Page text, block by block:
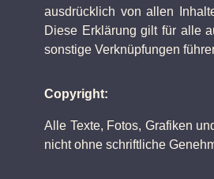
ausdrücklich von allen
Diese Erklärung gilt für alle
sonstige Verknüpfungen
Copyright:
Alle Texte, Fotos, Grafiken
nicht ohne schriftliche